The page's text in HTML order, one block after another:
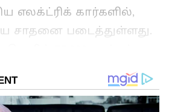
எலக்ட்ரிக் கார்களில்,
சாதனை படைத்துள்ளது.
விற்பனையாகி
விலையில்